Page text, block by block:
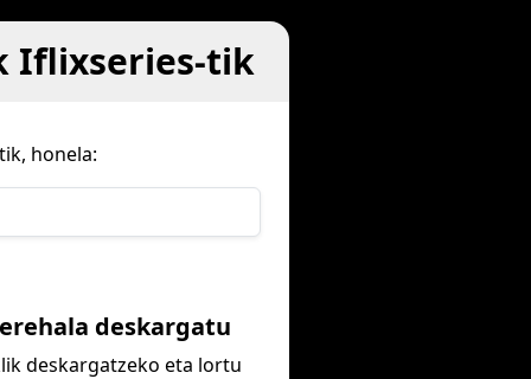
Iflixseries-tik
honela:
deskargatu
deskargatzeko eta lortu